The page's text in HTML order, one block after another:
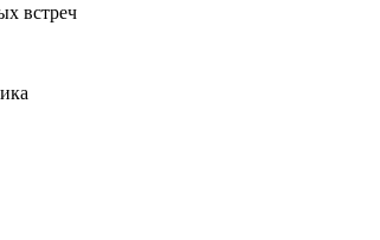
встреч